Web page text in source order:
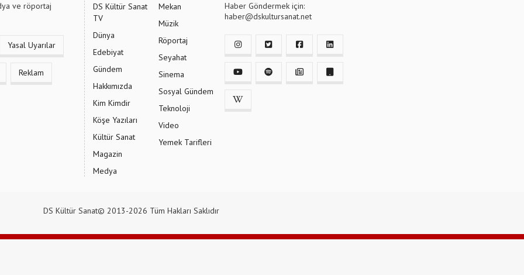
ve röportaj
Yasal Uyarılar
Reklam
DS Kültür Sanat
TV
Dünya
Edebiyat
Gündem
Hakkımızda
Kim Kimdir
Köşe Yazıları
Kültür Sanat
Magazin
Medya
Mekan
Müzik
Röportaj
Seyahat
Sinema
Sosyal Gündem
Teknoloji
Video
Yemek Tarifleri
Haber Göndermek için:
haber@dskultursanat.net
DS Kültür Sanat© 2013-2026 Tüm Hakları Saklıdır